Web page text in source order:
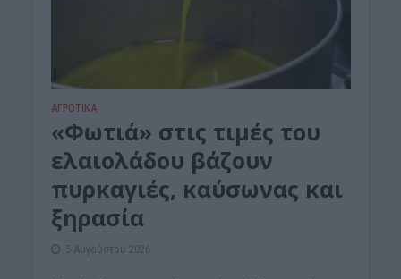
ΑΓΡΟΤΙΚΑ
«Φωτιά» στις τιμές του
ελαιολάδου βάζουν
πυρκαγιές, καύσωνας και
ξηρασία
5 Αυγούστου 2026